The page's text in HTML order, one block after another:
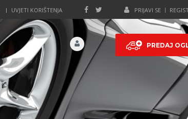
PRIJAVI SE
UVJETI KORIŠTENJA
PREDAJ